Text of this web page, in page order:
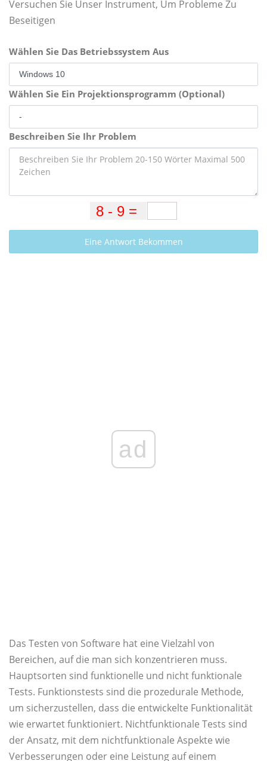
Versuchen Sie Unser Instrument, Um Probleme Zu
Beseitigen
Wählen Sie Das Betriebssystem Aus
Wählen Sie Ein Projektionsprogramm (Optional)
Beschreiben Sie Ihr Problem
Eine Antwort Bekommen
ad
Das Testen von Software hat eine Vielzahl von
Bereichen, auf die man sich konzentrieren muss.
Hauptsorten sind funktionelle und nicht funktionale
Tests. Funktionstests sind die prozedurale Methode,
um sicherzustellen, dass die entwickelte Funktionalität
wie erwartet funktioniert. Nichtfunktionale Tests sind
der Ansatz, mit dem nichtfunktionale Aspekte wie
Verbesserungen oder eine Leistung auf einem